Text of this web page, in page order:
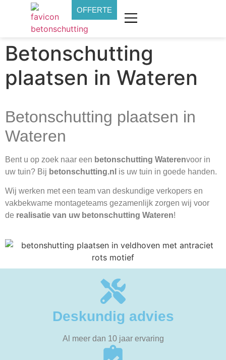
OFFERTE
Betonschutting
plaatsen in Wateren
Betonschutting plaatsen in
Wateren
Bent u op zoek naar een betonschutting Waterenvoor in
uw tuin? Bij betonschutting.nl is uw tuin in goede handen.
Wij werken met een team van deskundige verkopers en
vakbekwame montageteams gezamenlijk zorgen wij voor
de realisatie van uw betonschutting Wateren!
Deskundig advies
Al meer dan 10 jaar ervaring